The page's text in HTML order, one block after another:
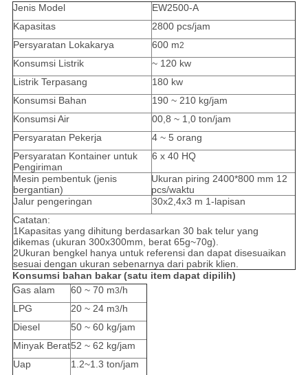
Jenis Model
EW2500-A
Kapasitas
2800 pcs/jam
Persyaratan Lokakarya
600 m2
Konsumsi Listrik
~ 120 kw
Listrik Terpasang
180 kw
Konsumsi Bahan
190 ~ 210 kg/jam
Konsumsi Air
00,8 ~ 1,0 ton/jam
Persyaratan Pekerja
4 ~ 5 orang
Persyaratan Kontainer untuk
Pengiriman
6 x 40 HQ
Mesin pembentuk (jenis
bergantian)
Ukuran piring 2400*800 mm 12
pcs/waktu
Jalur pengeringan
30x2,4x3 m 1-lapisan
Catatan:
1Kapasitas yang dihitung berdasarkan 30 bak telur yang
dikemas (ukuran 300x300mm, berat 65g~70g).
2Ukuran bengkel hanya untuk referensi dan dapat disesuaikan
sesuai dengan ukuran sebenarnya dari pabrik klien.
Konsumsi bahan bakar (satu item dapat dipilih)
Gas alam
60 ~ 70 m3/h
LPG
20 ~ 24 m3/h
Diesel
50 ~ 60 kg/jam
Minyak Berat52 ~ 62 kg/jam
Uap
1.2~1.3 ton/jam